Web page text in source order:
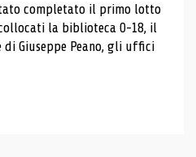
completato il primo lotto
la biblioteca 0-18, il
Giuseppe Peano, gli uffici